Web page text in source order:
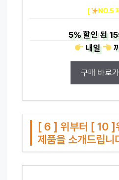
[ NO.5
5%할인 된
내일
구매 바로
[ 6 ] 위부터 [ 10 ]
제품을 소개드립니